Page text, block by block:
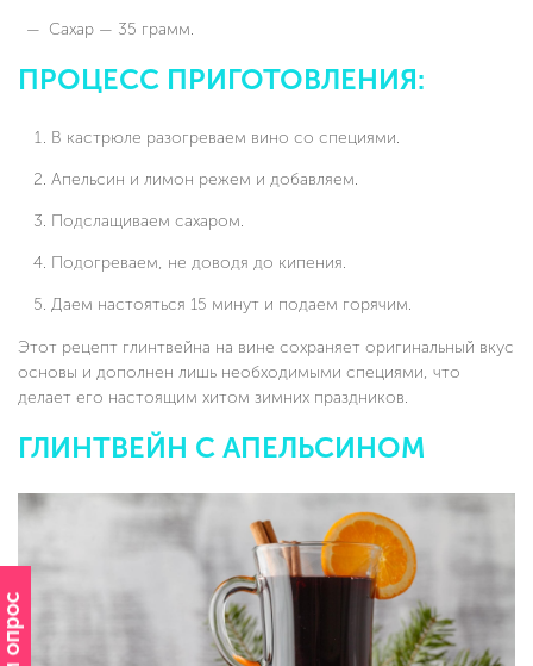
Сахар — 35 грамм.
ПРОЦЕСС ПРИГОТОВЛЕНИЯ:
В кастрюле разогреваем вино со специями.
Апельсин и лимон режем и добавляем.
Подслащиваем сахаром.
Подогреваем, не доводя до кипения.
Даем настояться 15 минут и подаем горячим.
Этот рецепт глинтвейна на вине сохраняет оригинальный вкус
основы и дополнен лишь необходимыми специями, что
делает его настоящим хитом зимних праздников.
ГЛИНТВЕЙН С АПЕЛЬСИНОМ